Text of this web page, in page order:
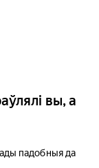
вы, а
падобныя да